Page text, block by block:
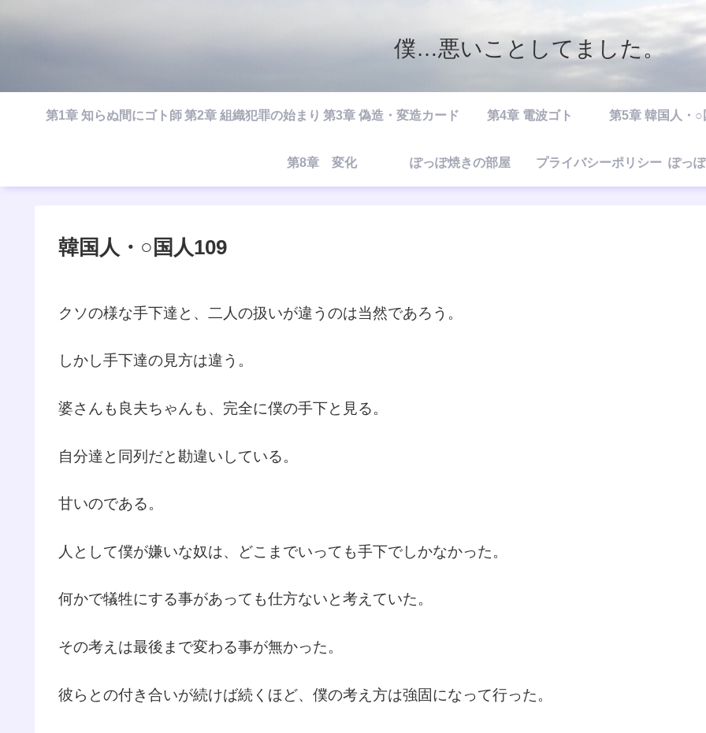
僕…悪いことしてました。
第1章 知らぬ間にゴト師 第2章 組織犯罪の始まり 第3章 偽造・変造カード 第4章 電波ゴト 第5章 韓国人・○
第8章 変化 ぽっぽ焼きの部屋 プライバシーポリシー ぽっ
韓国人・○国人109
クソの様な手下達と、二人の扱いが違うのは当然であろう。
しかし手下達の見方は違う。
婆さんも良夫ちゃんも、完全に僕の手下と見る。
自分達と同列だと勘違いしている。
甘いのである。
人として僕が嫌いな奴は、どこまでいっても手下でしかなかった。
何かで犠牲にする事があっても仕方ないと考えていた。
その考えは最後まで変わる事が無かった。
彼らとの付き合いが続けば続くほど、僕の考え方は強固になって行った。